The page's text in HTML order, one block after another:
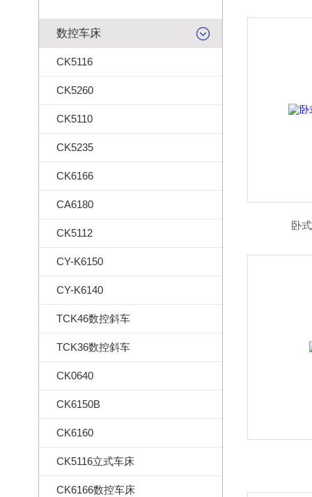
数控车床
CK5116
CK5260
CK5110
CK5235
CK6166
CA6180
CK5112
CY-K6150
CY-K6140
TCK46数控斜车
TCK36数控斜车
CK0640
CK6150B
CK6160
CK5116立式车床
CK6166数控车床
卧